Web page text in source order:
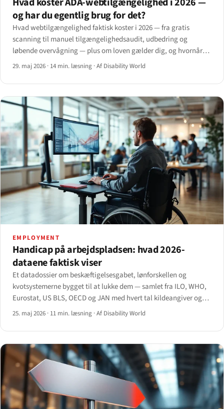
og har du egentlig brug for det?
Hvad webtilgængelighed faktisk koster i 2026 — fra gratis
scanning til manuel tilgængelighedsaudit, udbedring og
løbende overvågning — plus om loven gælder dig, og hvornår
du bør hyre eksperthjælp.
29. maj 2026 · 14 min. læsning ·Af Disability World
EMPLOYMENT
Handicap på arbejdspladsen: hvad 2026-
dataene faktisk viser
Et datadossier om beskæftigelsesgabet, lønforskellen og
kvotsystemerne bygget til at lukke dem — samlet fra ILO, WHO,
Eurostat, US BLS, OECD og JAN med hvert tal kildeangiver og
usikkerheder markeret.
25. maj 2026 · 11 min. læsning ·Af Disability World